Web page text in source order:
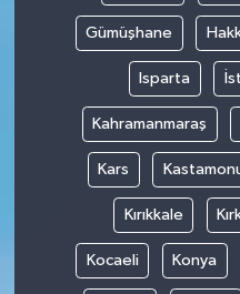
Gümüşhane
Isparta
Kahramanmaraş
Kars
Kırıkkale
Kocaeli Konya